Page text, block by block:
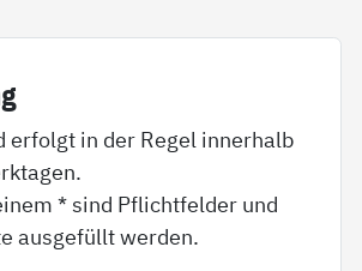
erfolgt in der Regel innerhalb
* sind Pflichtfelder und
ausgefüllt werden.